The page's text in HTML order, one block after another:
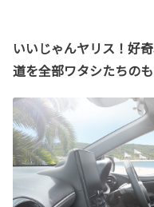
いいじゃんヤリス！好
道を全部ワタシたちの